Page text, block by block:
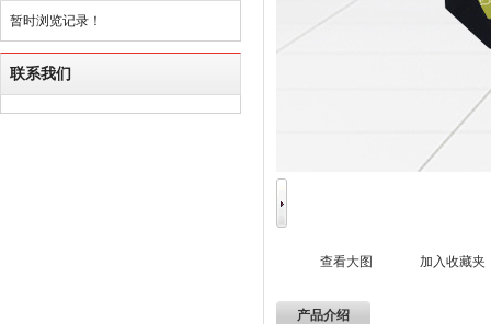
暂时浏览记录！
联系我们
查看大图 加入收藏夹
产品介绍